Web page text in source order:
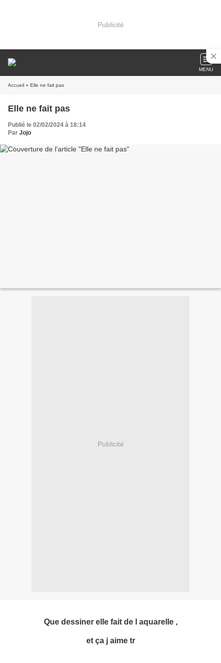
Publicité
MENU
Accueil » Elle ne fait pas
Elle ne fait pas
Publié le 02/02/2024 à 18:14
Par Jojo
Publicité
Que dessiner elle fait de l aquarelle ,
et ça j aime tr